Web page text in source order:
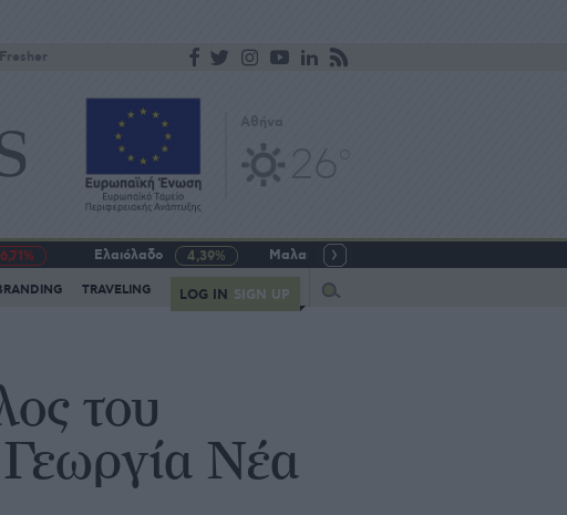
Fresher
Ελαιόλαδο 4,39% Μαλακό σιτάρι
TRAVELING LOG IN SIGN UP
του
Νέα